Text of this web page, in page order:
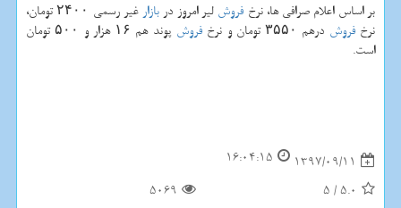
بر اساس اعلام صرافی ها، نرخ فروش لیر امروز در بازار
غیر رسمی ۲۴۰۰ تومان،
نرخفروش درهم ۳۵۵۰ تومان و نرخ فروش
پوند هم ۱۶ هزار و ۵۰۰ تومان
است.
1397/09/11
16:04:15
5.0
/
5
5069